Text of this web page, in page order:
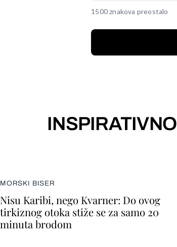
1500 znakova preostalo
INSPIRATIVNO
MORSKI BISER
Nisu Karibi, nego Kvarner: Do ovog
tirkiznog otoka stiže se za samo 20
minuta brodom